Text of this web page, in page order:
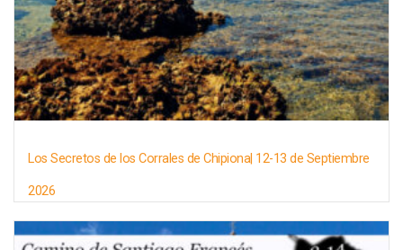
Los Secretos de los Corrales de Chipiona| 12-13 de Septiembre
2026